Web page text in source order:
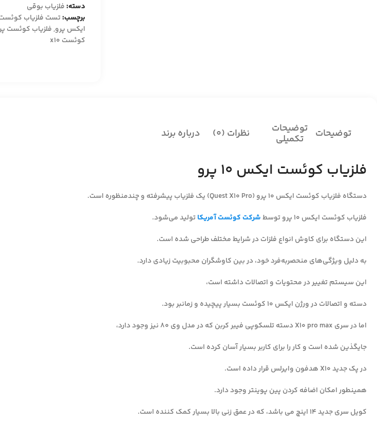
دسته: فلزیاب بوقی
برچسب:تست فلزیاب
ایکس پرو, فلزیاب کوئست
کوئست x10
توضیحات توضیحات
تکمیلی نظرات (0) درباره برند
فلزیاب کوئست ایکس 10 پرو
دستگاه فلزیاب کوئست ایکس 10 پرو (Quest X10 Pro) یک فلزیاب پیشرفته و چندمنظوره است.
فلزیاب کوئست ایکس 10 پرو توسط
شرکت کوئست آمریکاتولید می‌شود.
این دستگاه برای کاوش انواع فلزات در شرایط مختلف طراحی شده است.
به دلیل ویژگی‌های منحصربه‌فرد خود، در بین کاوشگران محبوبیت زیادی دارد.
این سیستم تغییر در محتویات و اتصالات داشته است،
دسته و اتصالات در ورژن ایکس 10 کوئست بسیار پیچیده و زمانبر بود.
اما در سری X10 pro max دسته تلسکوپی فیبر کربن که در مدل وی 80 نیز وجود دارد،
جایگذین شده است و کار را برای کاربر بسیار آسان کرده است.
در پک جدید X10 هدفون وایرلس قرار داده است.
همینطور امکان اضافه کردن پین پوینتر وجود دارد.
کویل سری جدید 14 اینچ می باشد، که در عمق زنی بالا بسیار کمک کننده است.